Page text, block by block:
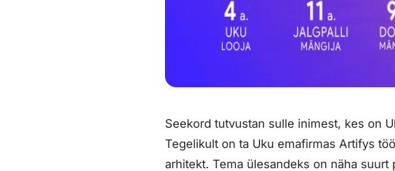
Seekord tutvustan sulle inimest, kes on
Tegelikult on ta Uku emafirmas Artifys
arhitekt. Tema ülesandeks on näha suurt